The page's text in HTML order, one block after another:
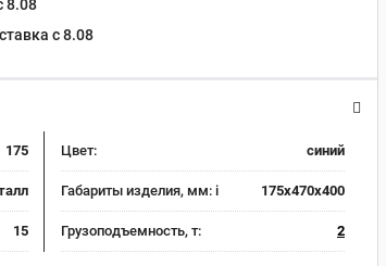
8.08
c 8.08
175 Цвет: синий
Габариты изделия, мм: i 175x470x400
15 Грузоподъемность, т: 2